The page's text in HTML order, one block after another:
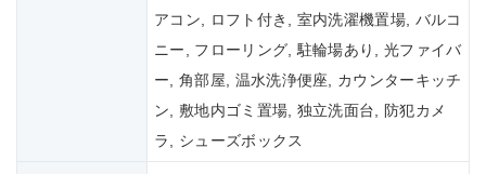
アコン, ロフト付き, 室内洗濯機置場, バルコ
ニー, フローリング, 駐輪場あり, 光ファイバ
ー, 角部屋, 温水洗浄便座, カウンターキッチ
ン, 敷地内ゴミ置場, 独立洗面台, 防犯カメ
ラ, シューズボックス